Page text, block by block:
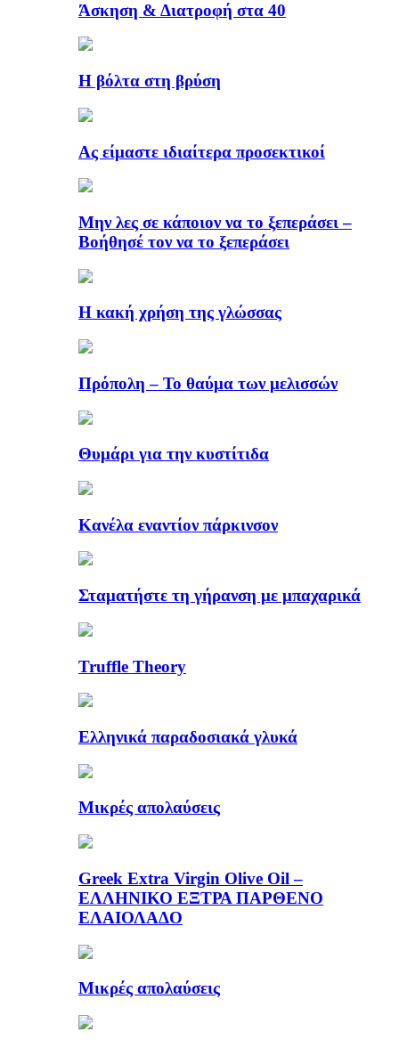
Άσκηση & Διατροφή στα 40
Η βόλτα στη βρύση
Ας είμαστε ιδιαίτερα προσεκτικοί
Μην λες σε κάποιον να το ξεπεράσει –
Βοήθησέ τον να το ξεπεράσει
Η κακή χρήση της γλώσσας
Πρόπολη – Το θαύμα των μελισσών
Θυμάρι για την κυστίτιδα
Κανέλα εναντίον πάρκινσον
Σταματήστε τη γήρανση με μπαχαρικά
Truffle Theory
Ελληνικά παραδοσιακά γλυκά
Μικρές απολαύσεις
Greek Extra Virgin Olive Oil –
ΕΛΛΗΝΙΚΟ ΕΞΤΡΑ ΠΑΡΘΕΝΟ
ΕΛΑΙΟΛΑΔΟ
Μικρές απολαύσεις